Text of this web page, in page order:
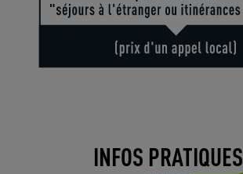
INFOS PRATIQUES